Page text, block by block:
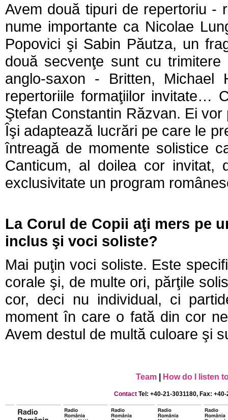
Avem două tipuri de repertoriu -
nume importante ca Nicolae
Popovici şi Sabin Păutza, un
două secvenţe sunt cu
anglo-saxon - Britten, Michael
repertoriile formaţiilor invitate…
Ştefan Constantin Răzvan. Ei
Îşi adaptează lucrări pe care le
întreagă de momente solistice
Canticum, al doilea cor invitat,
exclusivitate un program
La Corul de Copii aţi mers pe
inclus şi voci soliste?
Mai puţin voci soliste. Este
corale şi, de multe ori, părţile
cor, deci nu individual, ci
moment în care o fată din cor
Avem destul de multă culoare şi
Team How do I listen
Contact Tel: +40-21-3031180, Fax: